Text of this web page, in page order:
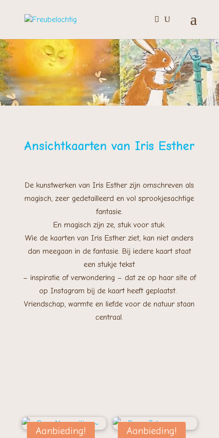
Ansichtkaarten van Iris Esther
De kunstwerken van Iris Esther zijn omschreven als
magisch, zeer gedetailleerd en vol sprookjesachtige
fantasie.
En magisch zijn ze, stuk voor stuk.
Wie de kaarten van Iris Esther ziet, kan niet anders
dan meegaan in de fantasie. Bij iedere kaart staat
een stukje tekst
– inspiratie of verwondering – dat ze op haar site of
op Instagram bij de kaart heeft geplaatst.
Vriendschap, warmte en liefde voor de natuur staan
centraal.
Aanbieding! Aanbieding!